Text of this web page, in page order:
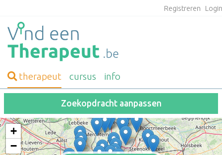
Registreren
therapeut cursus info
Zoekopdracht aanpassen
+
−